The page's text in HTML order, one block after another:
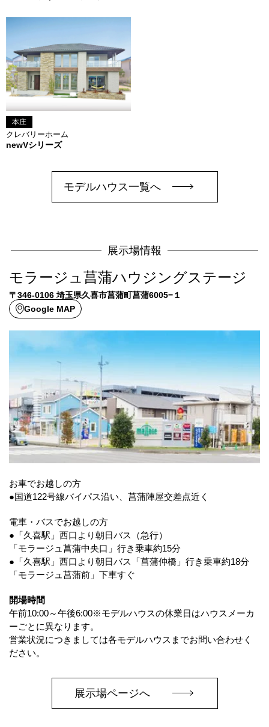
本庄
クレバリーホーム
newVシリーズ
モデルハウス一覧へ
展示場情報
モラージュ菖蒲ハウジングステージ
〒346-0106 埼玉県久喜市菖蒲町菖蒲6005−１
Google MAP
お車でお越しの方
●国道122号線バイパス沿い、菖蒲陣屋交差点近く
電車・バスでお越しの方
●「久喜駅」西口より朝日バス（急行）
「モラージュ菖蒲中央口」行き乗車約15分
●「久喜駅」西口より朝日バス「菖蒲仲橋」行き乗車約18分
「モラージュ菖蒲前」下車すぐ
開場時間
午前10:00～午後6:00※モデルハウスの休業日はハウスメーカ
ーごとに異なります。
営業状況につきましては各モデルハウスまでお問い合わせく
ださい。
展示場ページへ